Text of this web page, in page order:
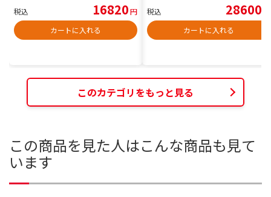
税込 16820円
カートに入れる
税込 28600
カートに入れる
このカテゴリをもっと見る
この商品を見た人はこんな商品も見て
います